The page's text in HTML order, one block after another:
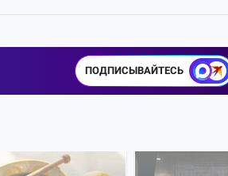
ПОДПИСЫВАЙТЕСЬ